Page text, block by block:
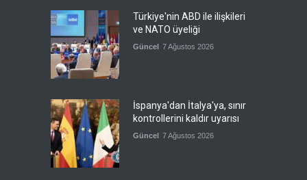
Türkiye'nin ABD ile ilişkileri
ve NATO üyeliği
Güncel 7 Ağustos 2026
İspanya'dan İtalya'ya, sınır
kontrollerini kaldır uyarısı
Güncel 7 Ağustos 2026